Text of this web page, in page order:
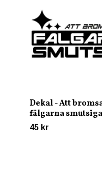
Dekal - Att
fälgarna smutsiga
45 kr